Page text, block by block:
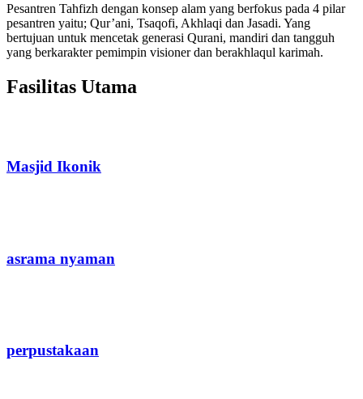
Pesantren Tahfizh dengan konsep alam yang berfokus pada 4 pilar
pesantren yaitu; Qur’ani, Tsaqofi, Akhlaqi dan Jasadi. Yang
bertujuan untuk mencetak generasi Qurani, mandiri dan tangguh
yang berkarakter pemimpin visioner dan berakhlaqul karimah.
Fasilitas Utama
Masjid Ikonik
asrama nyaman
perpustakaan